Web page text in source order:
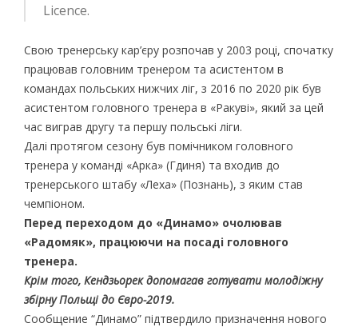
Licence.
Свою тренерську кар’єру розпочав у 2003 році, спочатку
працював головним тренером та асистентом в
командах польських нижчих ліг, з 2016 по 2020 рік був
асистентом головного тренера в «Ракуві», який за цей
час виграв другу та першу польські ліги.
Далі протягом сезону був помічником головного
тренера у команді «Арка» (Гдиня) та входив до
тренерського штабу «Леха» (Познань), з яким став
чемпіоном.
Перед переходом до «Динамо» очолював
«Радомяк», працюючи на посаді головного
тренера.
Крім того, Кендзьорек допомагав готувати молодіжну
збірну Польщі до Євро-2019.
Сообщение “Динамо” підтвердило призначення нового